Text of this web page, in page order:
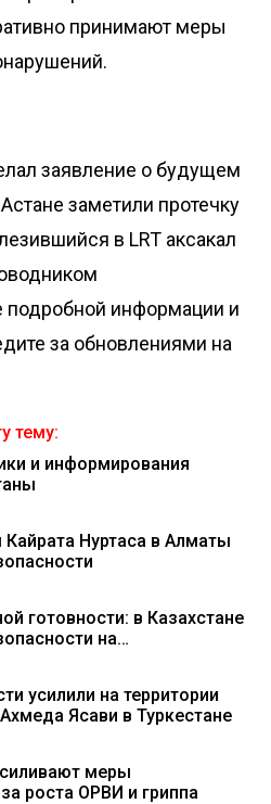
принимают меры
заявление о будущем
заметили протечку
в LRT аксакал
подробной информации и
за обновлениями на
тему:
и информирования
Нуртаса в Алматы
готовности: в Казахстане
на
усилили на территории
Ясави в Туркестане
меры
роста ОРВИ и гриппа